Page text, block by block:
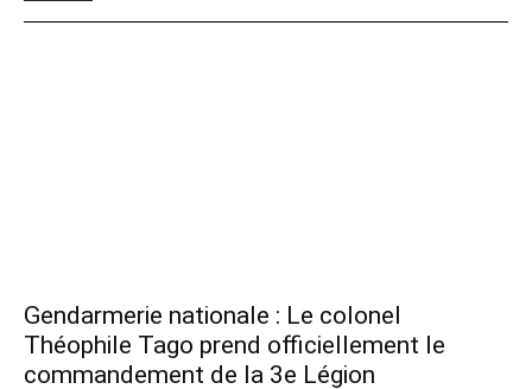
Gendarmerie nationale : Le colonel
Théophile Tago prend officiellement le
commandement de la 3e Légion